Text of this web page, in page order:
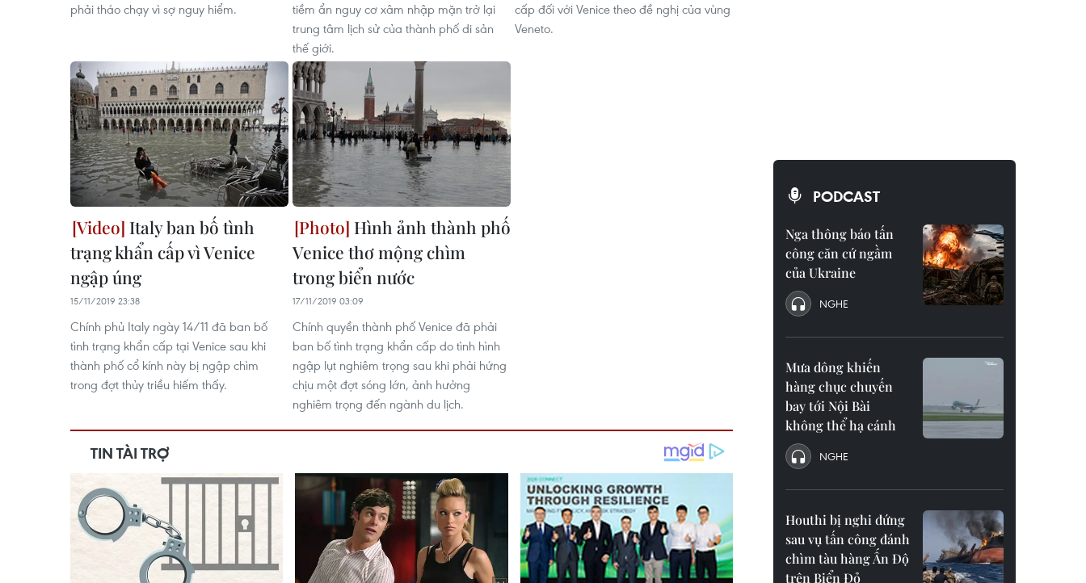
phải tháo chạy vì sợ nguy hiểm.
tiềm ẩn nguy cơ xâm nhập mặn trở lại
trung tâm lịch sử của thành phố di sản
thế giới.
cấp đối với Venice theo đề nghị của vùng
Veneto.
Italy ban bố tình
trạng khẩn cấp vì Venice
ngập úng
15/11/2019 23:38
Chính phủ Italy ngày 14/11 đã ban bố
tình trạng khẩn cấp tại Venice sau khi
thành phố cổ kính này bị ngập chìm
trong đợt thủy triều hiếm thấy.
Hình ảnh thành phố
Venice thơ mộng chìm
trong biển nước
17/11/2019 03:09
Chính quyền thành phố Venice đã phải
ban bố tình trạng khẩn cấp do tình hình
ngập lụt nghiêm trọng sau khi phải hứng
chịu một đợt sóng lớn, ảnh hưởng
nghiêm trọng đến ngành du lịch.
PODCAST
Nga thông báo tấn
công căn cứ ngầm
của Ukraine
NGHE
Mưa dông khiến
hàng chục chuyến
bay tới Nội Bài
không thể hạ cánh
NGHE
Houthi bị nghi đứng
sau vụ tấn công đánh
chìm tàu hàng Ấn Độ
trên Biển Đỏ